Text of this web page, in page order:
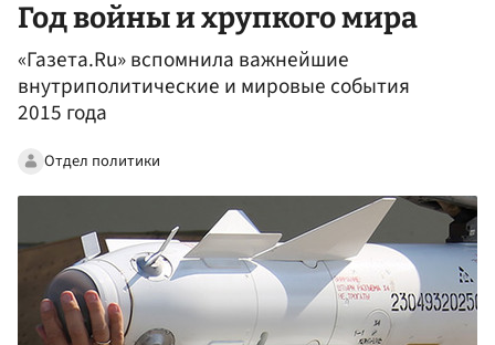
Год войны и хрупкого мира
«Газета.Ru» вспомнила важнейшие
внутриполитические и мировые события
2015 года
Отдел политики